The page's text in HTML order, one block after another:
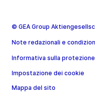
© GEA Group
Note redazionali e
Informativa sulla
Impostazione dei cookie
Mappa del sito